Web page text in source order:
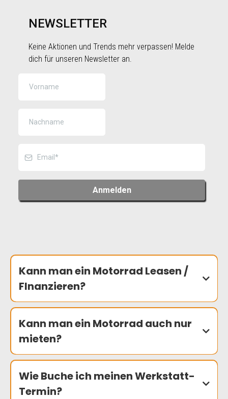
NEWSLETTER
Keine Aktionen und Trends mehr verpassen! Melde
dich für unseren Newsletter an.
Anmelden
Kann man ein Motorrad Leasen /
FInanzieren?
Kann man ein Motorrad auch nur
mieten?
Wie Buche ich meinen Werkstatt-
Termin?